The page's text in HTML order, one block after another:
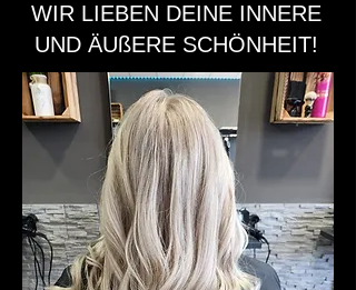
WIR LIEBEN DEINE INNERE
UND ÄUßERE SCHÖNHEIT!